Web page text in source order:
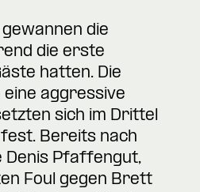
die
die erste
hatten. Die
aggressive
sich im Drittel
Bereits nach
Denis Pfaffengut,
Foul gegen Brett